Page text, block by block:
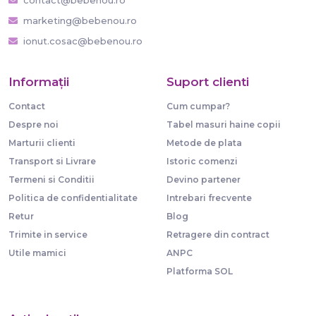
marketing@bebenou.ro
ionut.cosac@bebenou.ro
Informaţii
Contact
Despre noi
Marturii clienti
Transport si Livrare
Termeni si Conditii
Politica de confidentialitate
Retur
Trimite in service
Utile mamici
Suport clienti
Cum cumpar?
Tabel masuri haine copii
Metode de plata
Istoric comenzi
Devino partener
Intrebari frecvente
Blog
Retragere din contract
ANPC
Platforma SOL